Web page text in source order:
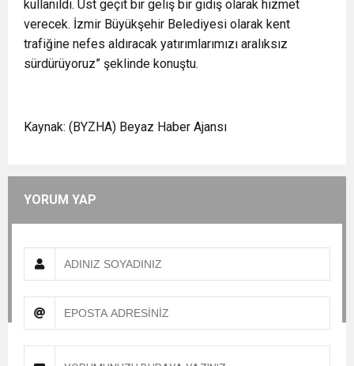
kullanıldı. Üst geçit bir geliş bir gidiş olarak hizmet
verecek. İzmir Büyükşehir Belediyesi olarak kent
trafiğine nefes aldıracak yatırımlarımızı aralıksız
sürdürüyoruz” şeklinde konuştu.
Kaynak: (BYZHA) Beyaz Haber Ajansı
YORUM YAP